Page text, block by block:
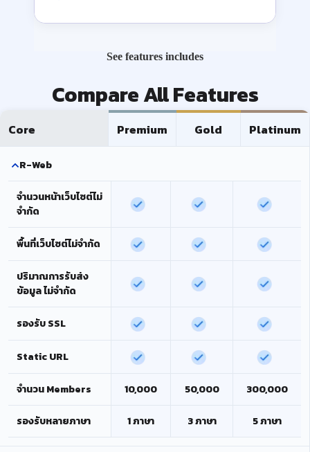
See features includes
Compare All Features
Core Premium Gold Platinum
R-Web
จำนวนหน้าเว็บไซต์ไม่
จำกัด
พื้นที่เว็บไซต์ไม่จำกัด
ปริมาณการรับส่ง
ข้อมูล ไม่จำกัด
รองรับ SSL
Static URL
จำนวน Members 10,000 50,000 300,000
รองรับหลายภาษา 1 ภาษา 3 ภาษา 5 ภาษา